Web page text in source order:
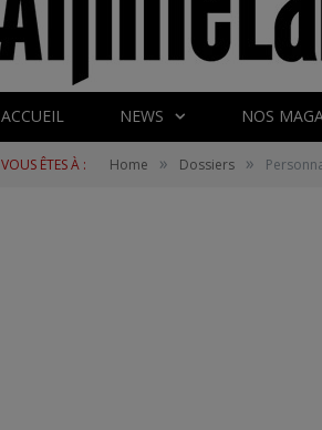
ACCUEIL NEWS NOS
VOUS ÊTES À : Home » Dossiers »